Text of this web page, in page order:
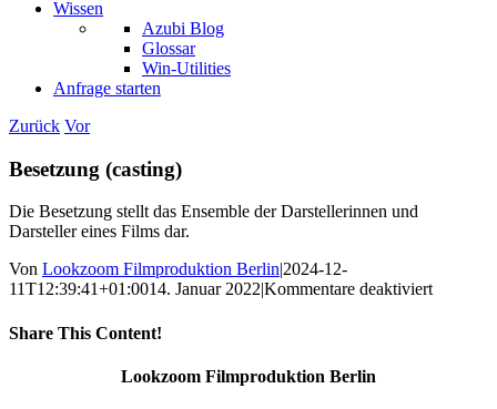
Wissen
Azubi Blog
Glossar
Win-Utilities
Anfrage starten
Zurück Vor
Besetzung (casting)
Die Besetzung stellt das Ensemble der Darstellerinnen und
Darsteller eines Films dar.
Von Lookzoom Filmproduktion Berlin|2024-12-
11T12:39:41+01:0014. Januar 2022|Kommentare deaktiviertfür
Share This Content!
Lookzoom Filmproduktion Berlin